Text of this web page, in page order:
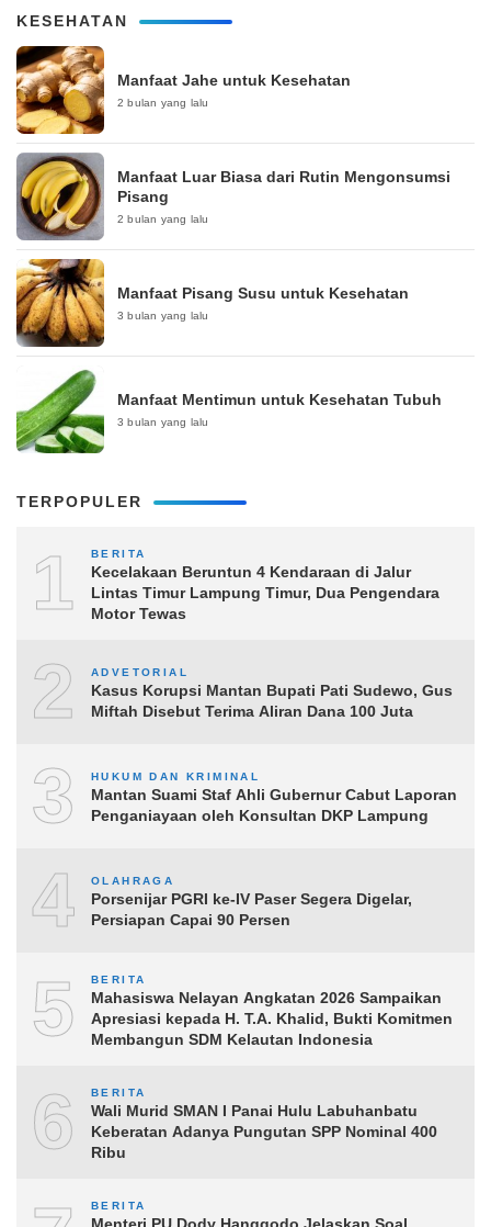
KESEHATAN
Manfaat Jahe untuk Kesehatan
2 bulan yang lalu
Manfaat Luar Biasa dari Rutin Mengonsumsi
Pisang
2 bulan yang lalu
Manfaat Pisang Susu untuk Kesehatan
3 bulan yang lalu
Manfaat Mentimun untuk Kesehatan Tubuh
3 bulan yang lalu
TERPOPULER
1 BERITA
Kecelakaan Beruntun 4 Kendaraan di Jalur
Lintas Timur Lampung Timur, Dua Pengendara
Motor Tewas
2 ADVETORIAL
Kasus Korupsi Mantan Bupati Pati Sudewo, Gus
Miftah Disebut Terima Aliran Dana 100 Juta
3 HUKUM DAN KRIMINAL
Mantan Suami Staf Ahli Gubernur Cabut Laporan
Penganiayaan oleh Konsultan DKP Lampung
4 OLAHRAGA
Porsenijar PGRI ke-IV Paser Segera Digelar,
Persiapan Capai 90 Persen
5 BERITA
Mahasiswa Nelayan Angkatan 2026 Sampaikan
Apresiasi kepada H. T.A. Khalid, Bukti Komitmen
Membangun SDM Kelautan Indonesia
6 BERITA
Wali Murid SMAN I Panai Hulu Labuhanbatu
Keberatan Adanya Pungutan SPP Nominal 400
Ribu
BERITA
Menteri PU Dody Hanggodo Jelaskan Soal